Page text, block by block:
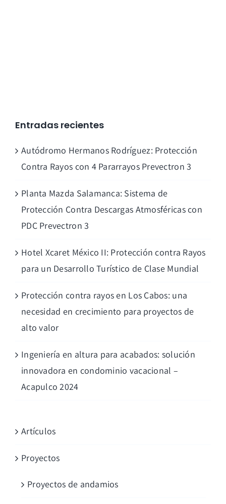
Entradas recientes
Autódromo Hermanos Rodríguez: Protección
Contra Rayos con 4 Pararrayos Prevectron 3
Planta Mazda Salamanca: Sistema de
Protección Contra Descargas Atmosféricas con
PDC Prevectron 3
Hotel Xcaret México II: Protección contra Rayos
para un Desarrollo Turístico de Clase Mundial
Protección contra rayos en Los Cabos: una
necesidad en crecimiento para proyectos de
alto valor
Ingeniería en altura para acabados: solución
innovadora en condominio vacacional –
Acapulco 2024
Artículos
Proyectos
Proyectos de andamios